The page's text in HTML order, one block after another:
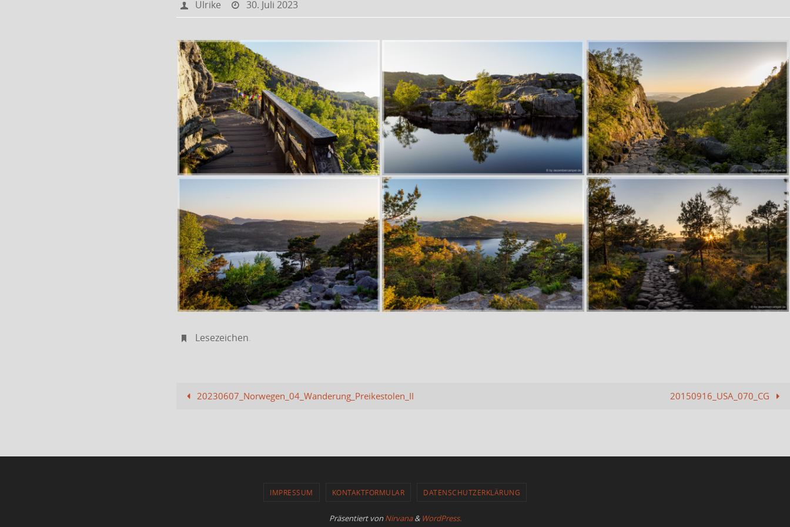
Ulrike 30. Juli 2023
Lesezeichen.
20230607_Norwegen_04_Wanderung_Preikestolen_II 20150916_USA_070_CG
IMPRESSUM KONTAKTFORMULAR DATENSCHUTZERKLÄRUNG
Präsentiert vonNirvana& WordPress.